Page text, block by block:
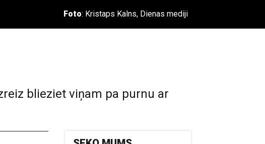
Foto: Kristaps Kalns, Dienas mediji
blieziet viņam pa purnu ar